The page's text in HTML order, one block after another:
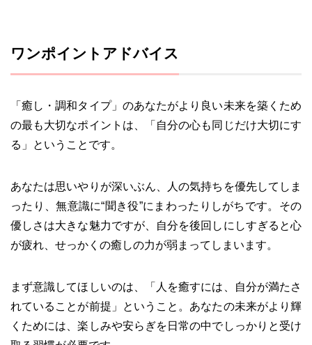
ワンポイントアドバイス
「癒し・調和タイプ」のあなたがより良い未来を築くため
の最も大切なポイントは、「自分の心も同じだけ大切にす
る」ということです。
あなたは思いやりが深いぶん、人の気持ちを優先してしま
ったり、無意識に“聞き役”にまわったりしがちです。その
優しさは大きな魅力ですが、自分を後回しにしすぎると心
が疲れ、せっかくの癒しの力が弱まってしまいます。
まず意識してほしいのは、「人を癒すには、自分が満たさ
れていることが前提」ということ。あなたの未来がより輝
くためには、楽しみや安らぎを日常の中でしっかりと受け